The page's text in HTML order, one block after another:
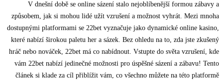
V dnešní době se online sázení stalo nejoblíbenější formou zábavy a
způsobem, jak si mohou lidé užít vzrušení a možnost vyhrát. Mezi mnoha
dostupnými platformami se 22bet vyznačuje jako dynamické online kasino,
které nabízí širokou paletu her a sázek. Bez ohledu na to, zda jste zkušený
hráč nebo nováček, 22bet má co nabídnout. Vstupte do světa vzrušení, kde
vám 22bet nabízí jedinečné možnosti pro úspěšné sázení a zábavu! Tento
článek si klade za cíl přiblížit vám, co všechno můžete na této platformě